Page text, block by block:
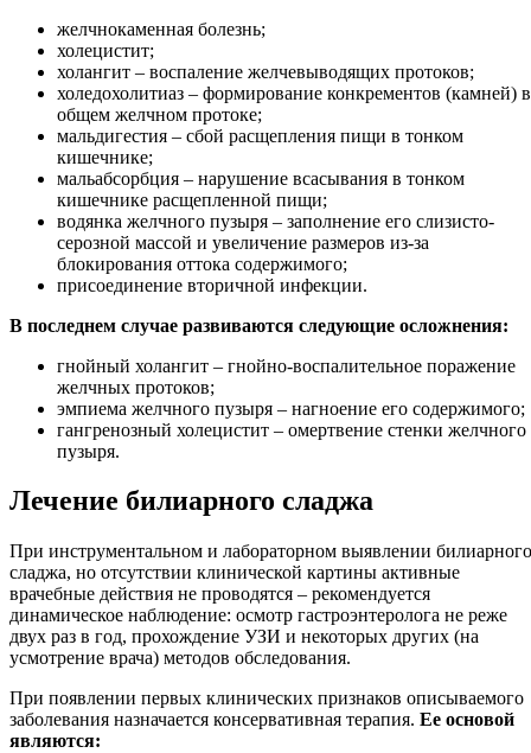
желчнокаменная болезнь;
холецистит;
холангит – воспаление желчевыводящих протоков;
холедохолитиаз – формирование конкрементов (камней) в
общем желчном протоке;
мальдигестия – сбой расщепления пищи в тонком
кишечнике;
мальабсорбция – нарушение всасывания в тонком
кишечнике расщепленной пищи;
водянка желчного пузыря – заполнение его слизисто-
серозной массой и увеличение размеров из-за
блокирования оттока содержимого;
присоединение вторичной инфекции.
В последнем случае развиваются следующие осложнения:
гнойный холангит – гнойно-воспалительное поражение
желчных протоков;
эмпиема желчного пузыря – нагноение его содержимого;
гангренозный холецистит – омертвение стенки желчного
пузыря.
Лечение билиарного сладжа
При инструментальном и лабораторном выявлении билиарного
сладжа, но отсутствии клинической картины активные
врачебные действия не проводятся – рекомендуется
динамическое наблюдение: осмотр гастроэнтеролога не реже
двух раз в год, прохождение УЗИ и некоторых других (на
усмотрение врача) методов обследования.
При появлении первых клинических признаков описываемого
заболевания назначается консервативная терапия. Ее основой
являются: